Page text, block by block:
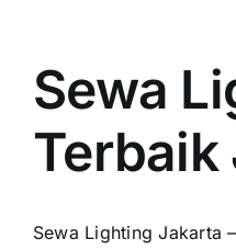
Sewa
Terbaik
Sewa Lighting Jakarta –